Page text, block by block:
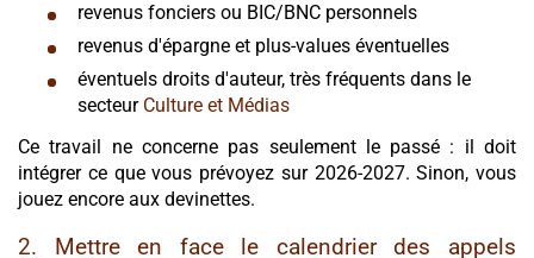
revenus fonciers ou BIC/BNC personnels
revenus d'épargne et plus-values éventuelles
éventuels droits d'auteur, très fréquents dans le
secteur Culture et Médias
Ce travail ne concerne pas seulement le passé : il doit
intégrer ce que vous prévoyez sur 2026-2027. Sinon, vous
jouez encore aux devinettes.
2. Mettre en face le calendrier des appels